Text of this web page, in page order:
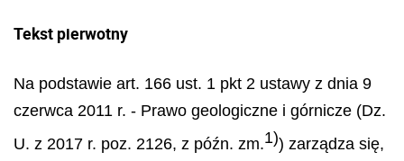
Tekst pierwotny
Na podstawie art. 166 ust. 1 pkt 2 ustawy z dnia 9
czerwca 2011 r. - Prawo geologiczne i górnicze (Dz.
U. z 2017 r. poz. 2126, z późn. zm.1)) zarządza się,